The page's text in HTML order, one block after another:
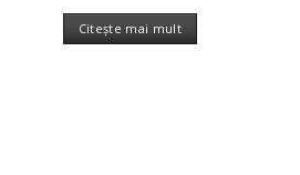
Citește mai mult